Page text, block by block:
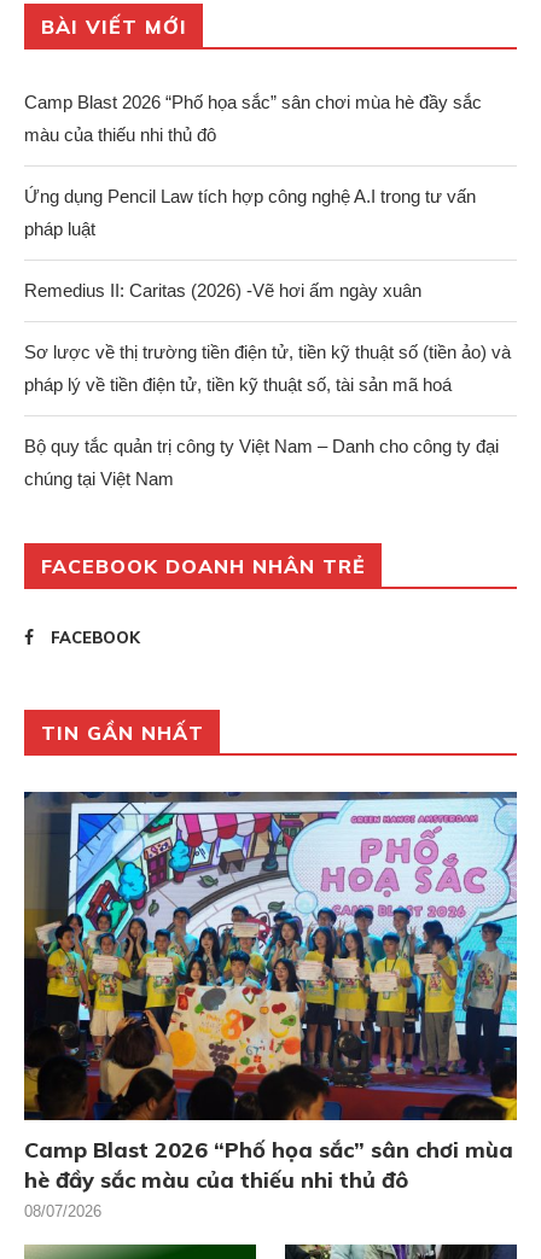
BÀI VIẾT MỚI
Camp Blast 2026 “Phố họa sắc” sân chơi mùa hè đầy sắc
màu của thiếu nhi thủ đô
Ứng dụng Pencil Law tích hợp công nghệ A.I trong tư vấn
pháp luật
Remedius II: Caritas (2026) -Vẽ hơi ấm ngày xuân
Sơ lược về thị trường tiền điện tử, tiền kỹ thuật số (tiền ảo) và
pháp lý về tiền điện tử, tiền kỹ thuật số, tài sản mã hoá
Bộ quy tắc quản trị công ty Việt Nam – Danh cho công ty đại
chúng tại Việt Nam
FACEBOOK DOANH NHÂN TRẺ
FACEBOOK
TIN GẦN NHẤT
Camp Blast 2026 “Phố họa sắc” sân chơi mùa
hè đầy sắc màu của thiếu nhi thủ đô
08/07/2026